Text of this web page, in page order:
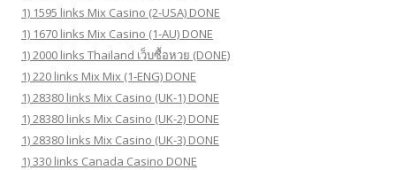
1) 1595 links Mix Casino (2-USA) DONE
1) 1670 links Mix Casino (1-AU) DONE
1) 2000 links Thailand เว็บซื้อหวย (DONE)
1) 220 links Mix Mix (1-ENG) DONE
1) 28380 links Mix Casino (UK-1) DONE
1) 28380 links Mix Casino (UK-2) DONE
1) 28380 links Mix Casino (UK-3) DONE
1) 330 links Canada Casino DONE